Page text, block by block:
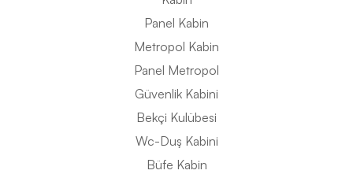
Panel Kabin
Metropol Kabin
Panel Metropol
Güvenlik Kabini
Bekçi Kulübesi
Wc-Duş Kabini
Büfe Kabin